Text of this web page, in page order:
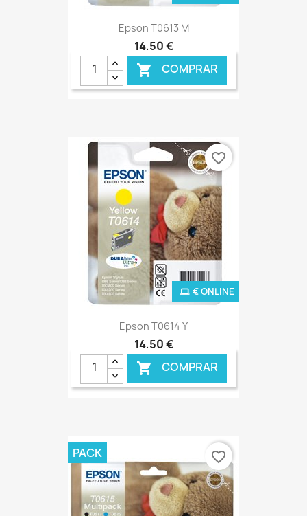
Epson T0613 M
14,50 €
 COMPRAR
Epson T0614 Y
14,50 €
 COMPRAR
€ ONLINE
favorite_border
PACK favorite_border